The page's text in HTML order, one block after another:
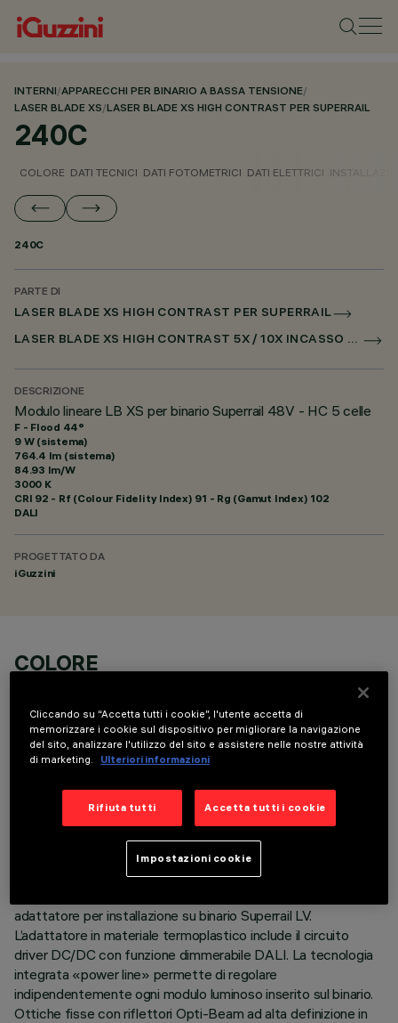
INTERNI/APPARECCHI PER BINARIO A BASSA TENSIONE/
LASER BLADE XS/LASER BLADE XS HIGH CONTRAST PER SUPERRAIL
240C
COLORE DATI TECNICI DATI FOTOMETRICI DATI ELETTRICI
240C
PARTE DI
LASER BLADE XS HIGH CONTRAST PER SUPERRAIL
LASER BLADE XS HIGH CONTRAST 5X / 10X INCASSO PER SUPERRAIL DALI POWERLINE
DESCRIZIONE
Modulo lineare LB XS per binario Superrail 48V - HC 5 celle
F - Flood 44°
9 W (sistema)
764.4 lm (sistema)
84.93 lm/W
3000 K
CRI 92 - Rf (Colour Fidelity Index) 91 - Rg (Gamut Index) 102
DALI
PROGETTATO DA
iGuzzini
COLORE
DATI TECNICI
adattatore per installazione su binario Superrail LV.
L’adattatore in materiale termoplastico include il circuito
driver DC/DC con funzione dimmerabile DALI. La tecnologia
integrata «power line» permette di regolare
indipendentemente ogni modulo luminoso inserito sul binario.
Ottiche fisse con riflettori Opti-Beam ad alta definizione in
Cliccando su “Accetta tutti i cookie”, l'utente accetta di
memorizzare i cookie sul dispositivo per migliorare la navigazione
del sito, analizzare l'utilizzo del sito e assistere nelle nostre attività
di marketing.
Ulteriori informazioni
Rifiuta tutti Accetta tutti i cookie
Impostazioni cookie